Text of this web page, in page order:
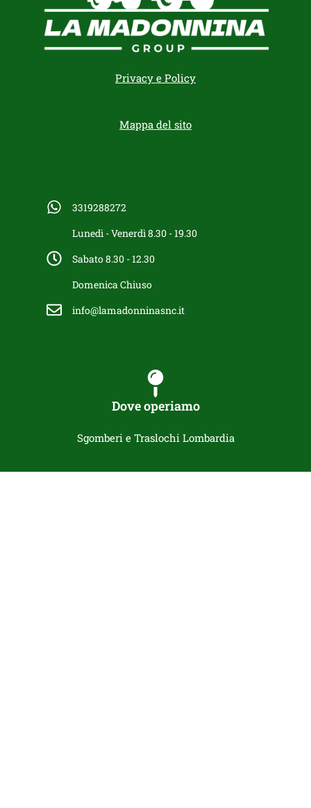
Privacy e Policy
Mappa del sito
3319288272
Lunedì - Venerdì 8.30 - 19.30
Sabato 8.30 - 12.30
Domenica Chiuso
info@lamadonninasnc.it
Dove operiamo
Sgomberi e Traslochi Lombardia